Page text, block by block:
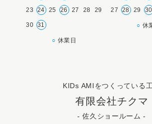
23 24 25 26 27 28 29
30 31
○ 休業日
27 28 29
○ 休
KIDs AMIをつくっている
有限会社チクマ
- 佐久ショールーム -